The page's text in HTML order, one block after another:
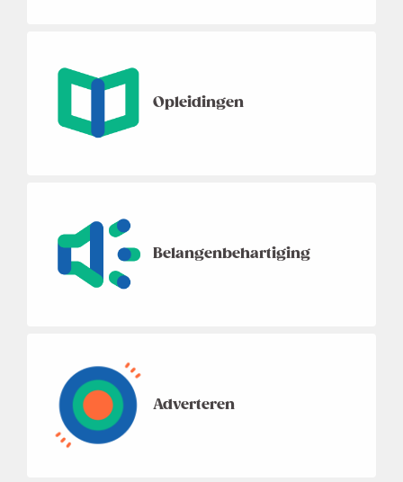
Opleidingen
Belangenbehartiging
Adverteren